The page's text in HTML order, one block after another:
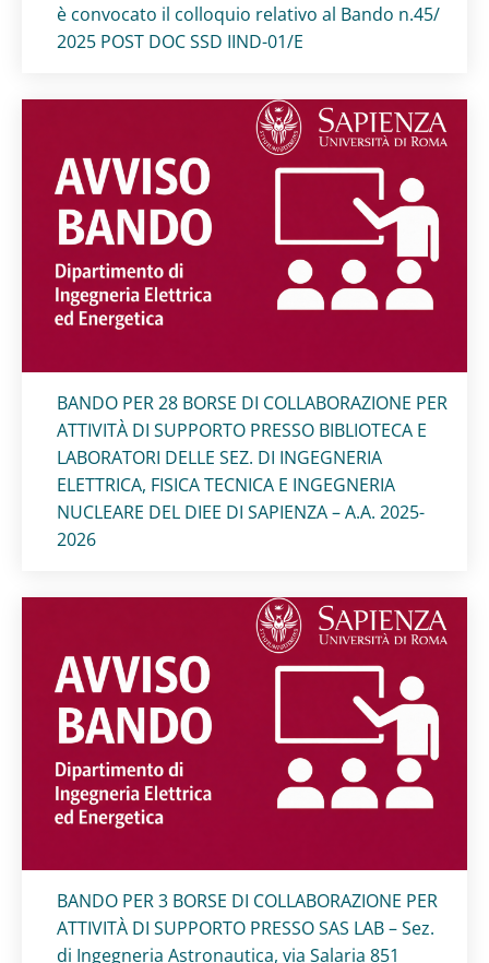
è convocato il colloquio relativo al Bando n.45/
2025 POST DOC SSD IIND-01/E
Titolo card:
BANDO PER 28 BORSE DI COLLABORAZIONE PER
ATTIVITÀ DI SUPPORTO PRESSO BIBLIOTECA E
LABORATORI DELLE SEZ. DI INGEGNERIA
ELETTRICA, FISICA TECNICA E INGEGNERIA
NUCLEARE DEL DIEE DI SAPIENZA – A.A. 2025-
2026
Titolo card:
BANDO PER 3 BORSE DI COLLABORAZIONE PER
ATTIVITÀ DI SUPPORTO PRESSO SAS LAB – Sez.
di Ingegneria Astronautica, via Salaria 851